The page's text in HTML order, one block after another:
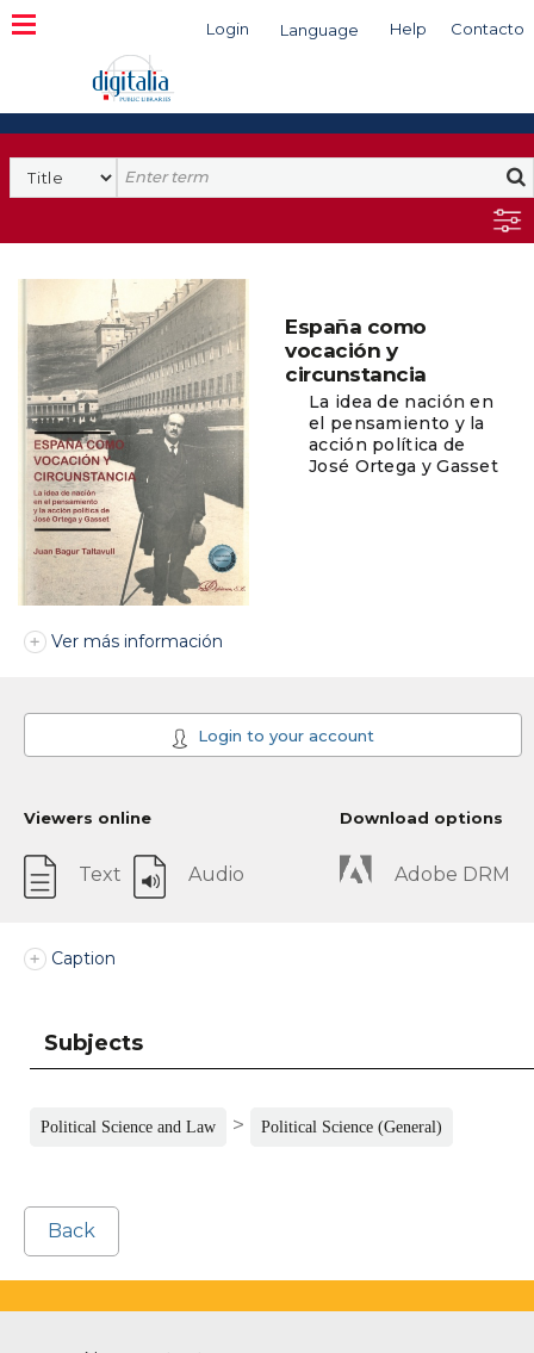
Login Language Help Contacto
Search
España como
vocación y
circunstancia
La idea de nación en
el pensamiento y la
acción política de
José Ortega y Gasset
Ver más información
Login to your account
Viewers online
Text Audio
Download options
Adobe DRM
Caption
Subjects
Political Science and Law > Political Science (General)
Back